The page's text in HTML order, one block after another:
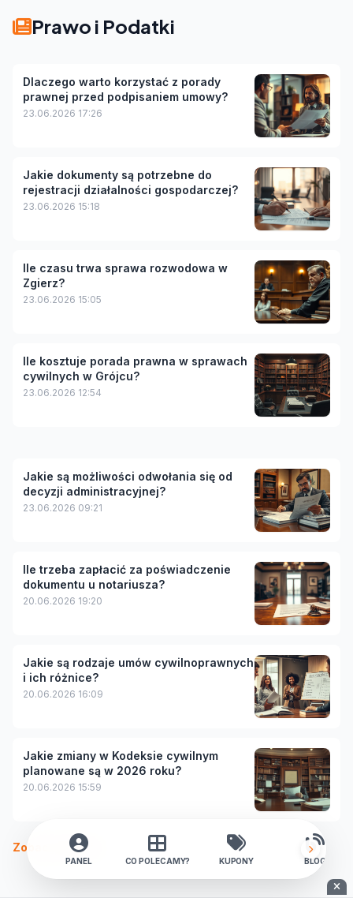
Prawo i Podatki
Dlaczego warto korzystać z porady
prawnej przed podpisaniem umowy?
23.06.2026 17:26
Jakie dokumenty są potrzebne do
rejestracji działalności gospodarczej?
23.06.2026 15:18
Ile czasu trwa sprawa rozwodowa w
Zgierz?
23.06.2026 15:05
Ile kosztuje porada prawna w sprawach
cywilnych w Grójcu?
23.06.2026 12:54
Jakie są możliwości odwołania się od
decyzji administracyjnej?
23.06.2026 09:21
Ile trzeba zapłacić za poświadczenie
dokumentu u notariusza?
20.06.2026 19:20
Jakie są rodzaje umów cywilnoprawnych
i ich różnice?
20.06.2026 16:09
Jakie zmiany w Kodeksie cywilnym
planowane są w 2026 roku?
20.06.2026 15:59
Zobacz więcej
PANEL CO POLECAMY? KUPONY BLOG